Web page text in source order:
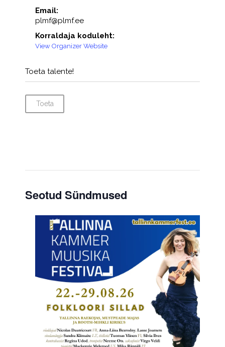
Email:
plmf@plmf.ee
Korraldaja koduleht:
View Organizer Website
Toeta talente!
Toeta
Seotud Sündmused